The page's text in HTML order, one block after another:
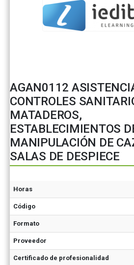
AGAN0112
CONTROLES
MATADEROS,
ESTABLECIMIENTOS
MANIPULACIÓN DE
SALAS DE DESPIECE
Horas
Código
Formato
Proveedor
Certificado de profesionalidad